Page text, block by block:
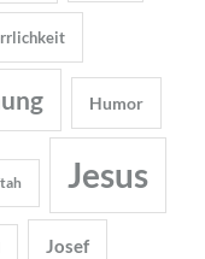
Humor
Jesus
Josef